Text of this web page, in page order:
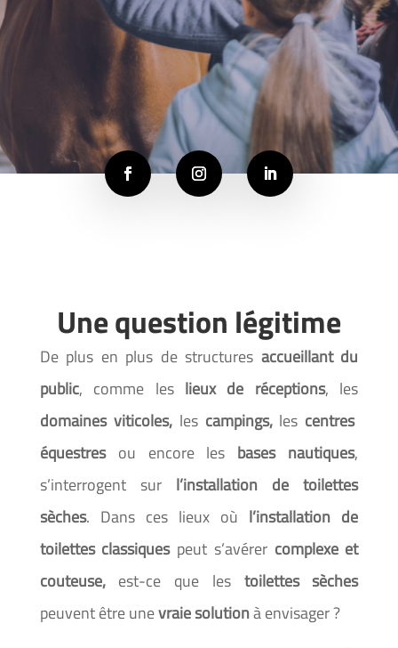
Une question légitime
De plus en plus de structures accueillant du
public, comme les lieux de réceptions, les
domaines viticoles, les campings, les centres
équestresou encore les bases nautiques,
s’interrogent sur l’installation de toilettes
sèches. Dans ces lieux où l’installation de
toilettes classiquespeut s’avérer complexe et
couteuse,est-ce que les toilettes sèches
peuvent être unevraie solutionà envisager ?